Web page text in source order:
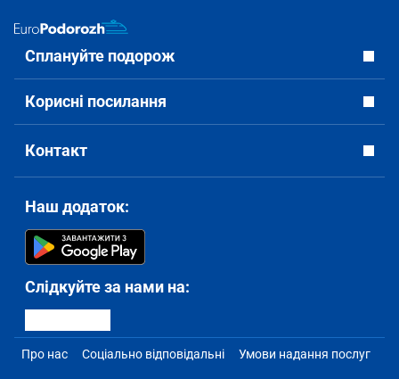
Сплануйте подорож
Корисні посилання
Контакт
Наш додаток:
Слідкуйте за нами на:
Про нас Соціально відповідальні Умови надання послуг